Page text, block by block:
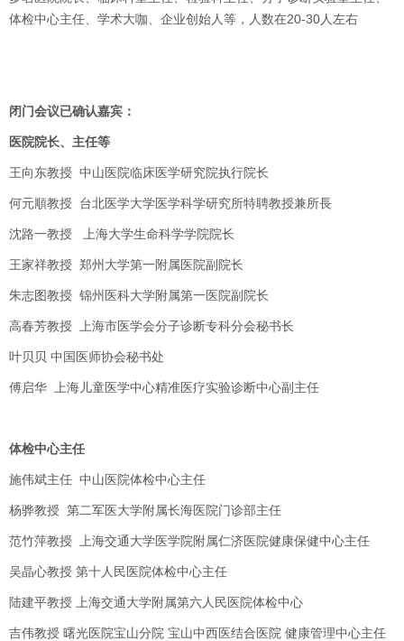
体检中心主任、学术大咖、企业创始人等，人数在20-30人左右
闭门会议已确认嘉宾：
医院院长、主任等
王向东教授 中山医院临床医学研究院执行院长
何元順教授 台北医学大学医学科学研究所特聘教授兼所長
沈路一教授 上海大学生命科学学院院长
王家祥教授 郑州大学第一附属医院副院长
朱志图教授 锦州医科大学附属第一医院副院长
高春芳教授 上海市医学会分子诊断专科分会秘书长
叶贝贝 中国医师协会秘书处
傅启华 上海儿童医学中心精准医疗实验诊断中心副主任
体检中心主任
施伟斌主任 中山医院体检中心主任
杨骅教授 第二军医大学附属长海医院门诊部主任
范竹萍教授 上海交通大学医学院附属仁济医院健康保健中心主任
吴晶心教授 第十人民医院体检中心主任
陆建平教授 上海交通大学附属第六人民医院体检中心
吉伟教授 曙光医院宝山分院 宝山中西医结合医院 健康管理中心主任